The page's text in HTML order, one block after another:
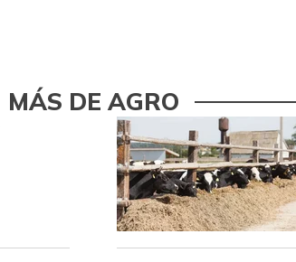
Bagre rayado en postas
congelado
Bagre rayado entero
congelado
MÁS DE AGRO